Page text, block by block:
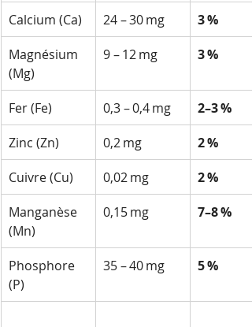
Calcium (Ca)
24 – 30 mg
3 %
Magnésium
(Mg)
9 – 12 mg 3 %
Fer (Fe) 0,3 – 0,4 mg
2–3 %
Zinc (Zn)
0,2 mg
2 %
Cuivre (Cu)
0,02 mg
2 %
Manganèse
(Mn)
0,15 mg 7–8 %
Phosphore
(P)
35 – 40 mg 5 %